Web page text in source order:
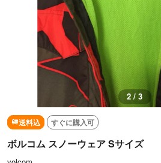
2 / 3
送料込 すぐに購入可
ボルコム スノーウェア Sサイズ